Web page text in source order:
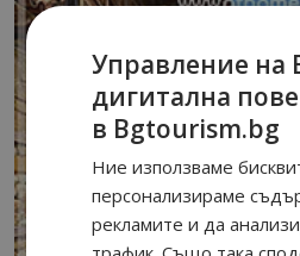
Управление на
дигитална
в Bgtourism.bg
Ние използваме
персонализираме
рекламите и да